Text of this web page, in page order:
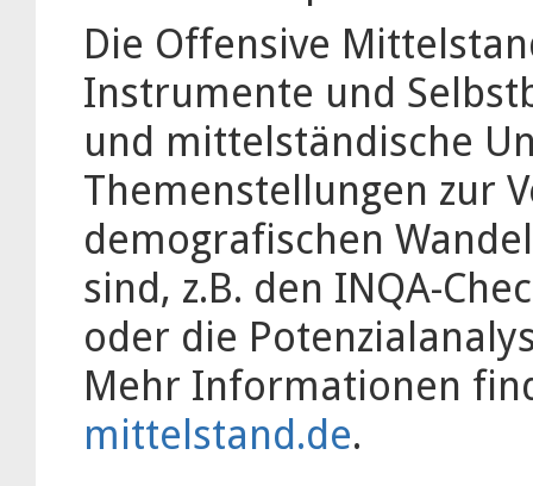
Die Offensive
Instrumente und
und mittelständische
Themenstellungen zur
demografischen
sind, z.B. den INQA-
oder die
Mehr Informationen
mittelstand.de.